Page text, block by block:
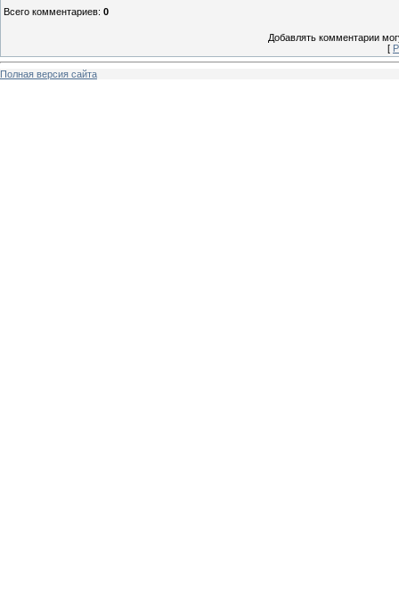
Всего комментариев: 0
Добавлять комментарии
[
Полная версия сайта